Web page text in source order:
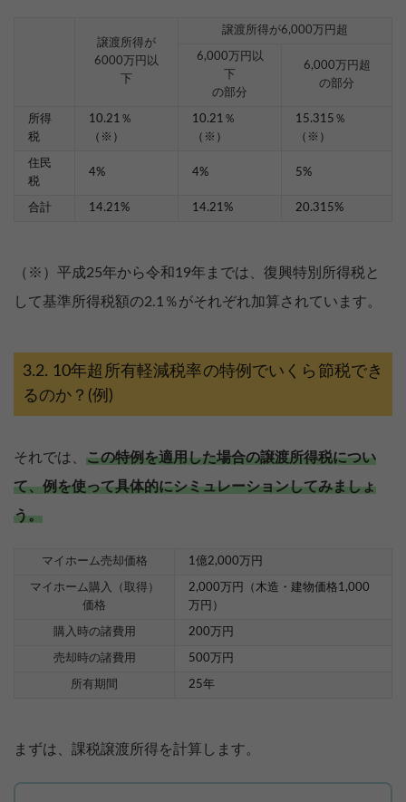
譲渡所得が
6000万円以
下
譲渡所得が6,000万円超
6,000万円以
下
の部分
6,000万円超
の部分
所得
税
10.21％
（※）
10.21％
（※）
15.315％
（※）
住民
税
4% 4% 5%
合計 14.21% 14.21% 20.315%
（※）平成25年から令和19年までは、復興特別所得税と
して基準所得税額の2.1％がそれぞれ加算されています。
10年超所有軽減税率の特例でいくら節税でき
るのか？(例)
それでは、 この特例を適用した場合の譲渡所得税につい
て、例を使って具体的にシミュレーションしてみましょ
う。
マイホーム売却価格 1億2,000万円
マイホーム購入（取得）
価格
2,000万円（木造・建物価格1,000
万円）
購入時の諸費用 200万円
売却時の諸費用 500万円
所有期間 25年
まずは、課税譲渡所得を計算します。